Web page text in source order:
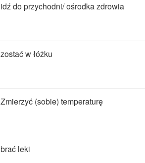
idź do przychodni/ ośrodka zdrowia
zostać w łóżku
Zmierzyć (sobie) temperaturę
brać leki